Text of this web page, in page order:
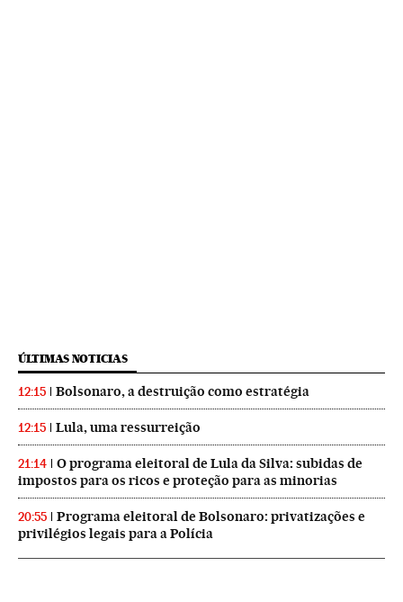
ÚLTIMAS NOTICIAS
12:15 Bolsonaro, a destruição como estratégia
12:15 Lula, uma ressurreição
21:14
O programa eleitoral de Lula da Silva: subidas de
impostos para os ricos e proteção para as minorias
20:55
Programa eleitoral de Bolsonaro: privatizações e
privilégios legais para a Polícia